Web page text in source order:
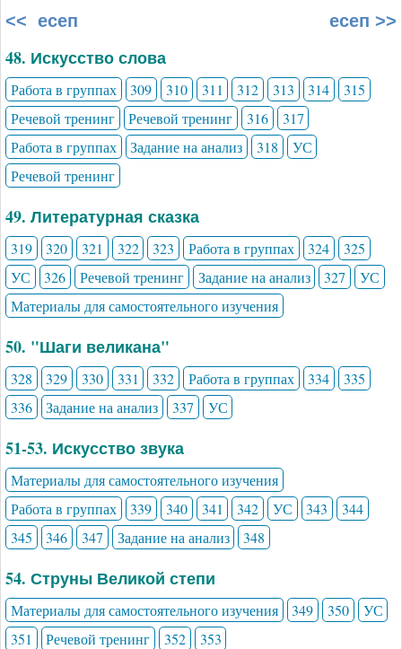
<< есеп есеп >>
48. Искусство слова
Работа в группах 309 310 311 312 313 314
315
Речевой тренинг
Речевой тренинг 316
317
Работа в группах
Задание на анализ 318
УС
Речевой тренинг
49. Литературная сказка
319 320 321 322 323 Работа в группах 324
325
УС
326 Речевой тренинг Задание на анализ 327
УС
Материалы для самостоятельного изучения
50. "Шаги великана"
328 329 330 331 332 Работа в группах 334
335
336
Задание на анализ 337 УС
51-53. Искусство звука
Материалы для самостоятельного изучения
Работа в группах
339 340 341 342 УС 343
344
345
346 347 Задание на анализ 348
54. Струны Великой степи
Материалы для самостоятельного изучения 349 350
УС
351
Речевой тренинг 352
353